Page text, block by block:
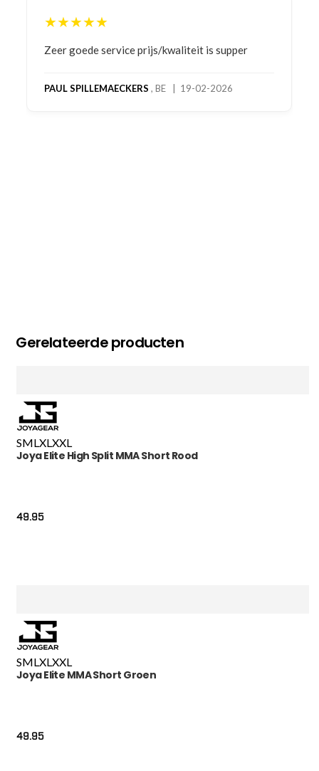
★★★★★
Bestelling gedaan vanwege goede prijzen en
bestelling al ontvangen met gifts, waardoor je
Gerelateerde producten
SMLXLXXL
Joya Elite High Split MMA Short Rood
49.95
SMLXLXXL
Joya Elite MMA Short Groen
49.95